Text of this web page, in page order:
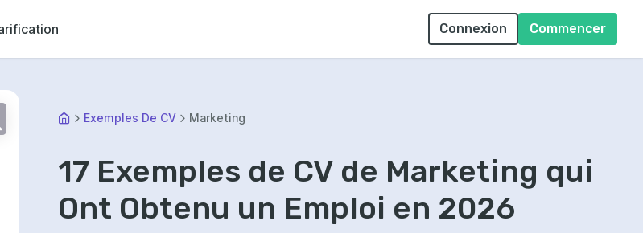
Connexion Commencer
Exemples De CV Marketing
17 Exemples de CV de Marketing qui
Ont Obtenu un Emploi en 2026